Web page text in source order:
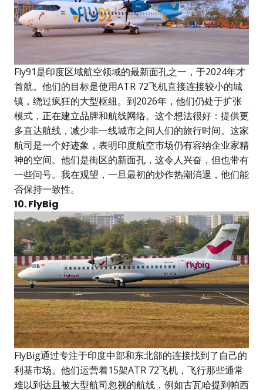
Fly91是印度区域航空领域的最新面孔之一，于2024年才
首航。他们的目标是使用ATR 72飞机直接连接较小的城
镇，绕过疯狂的大型枢纽。到2026年，他们仍处于扩张
模式，正在建立品牌和航线网络。这个想法很好：提供更
多直达航线，减少非一线城市之间人们的旅行时间。这家
航司是一个好迹象，表明印度航空市场仍有容纳企业家精
神的空间。他们是街区的新面孔，这令人兴奋，但也带有
一些问号。我在观望，一旦最初的炒作热潮消退，他们能
否保持一致性。
10. FlyBig
FlyBig通过专注于印度中部和东北部的连接找到了自己的
利基市场。他们运营着15架ATR 72飞机，飞行那些通常
难以到达且被大型航司忽视的航线，例如古瓦哈提到帕西